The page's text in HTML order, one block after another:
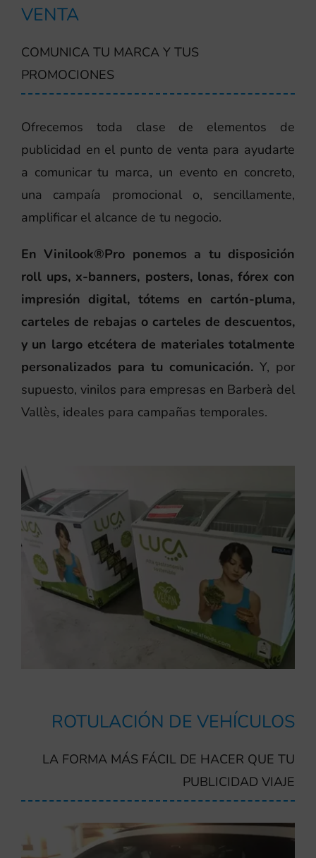
VENTA
COMUNICA TU MARCA Y TUS
PROMOCIONES
Ofrecemos toda clase de elementos de
publicidad en el punto de venta para ayudarte
a comunicar tu marca, un evento en concreto,
una campaía promocional o, sencillamente,
amplificar el alcance de tu negocio.
En Vinilook®Pro ponemos a tu disposición
roll ups, x-banners, posters, lonas, fórex con
impresión digital, tótems en cartón-pluma,
carteles de rebajas o carteles de descuentos,
y un largo etcétera de materiales totalmente
personalizados para tu comunicación. Y, por
supuesto, vinilos para empresas en Barberà del
Vallès, ideales para campañas temporales.
ROTULACIÓN DE VEHÍCULOS
LA FORMA MÁS FÁCIL DE HACER QUE TU
PUBLICIDAD VIAJE